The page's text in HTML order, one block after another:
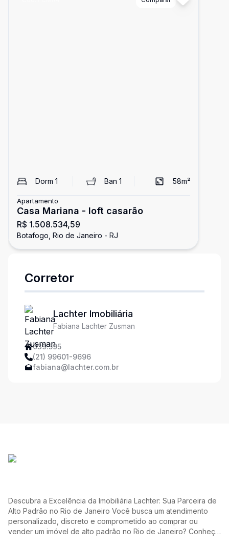
Dorm 1 Ban 1 58m²
Apartamento
Casa Mariana - loft casarão
R$ 1.508.534,59
Botafogo, Rio de Janeiro - RJ
Corretor
Lachter Imobiliária
Fabiana Lachter Zusman
039.595
(21) 99601-9696
fabiana@lachter.com.br
Descubra a Excelência da Imobiliária Lachter: Sua Parceira de
Alto Padrão no Rio de Janeiro Você busca um atendimento
personalizado, discreto e comprometido ao comprar ou
vender um imóvel de alto padrão no Rio de Janeiro? Conheça